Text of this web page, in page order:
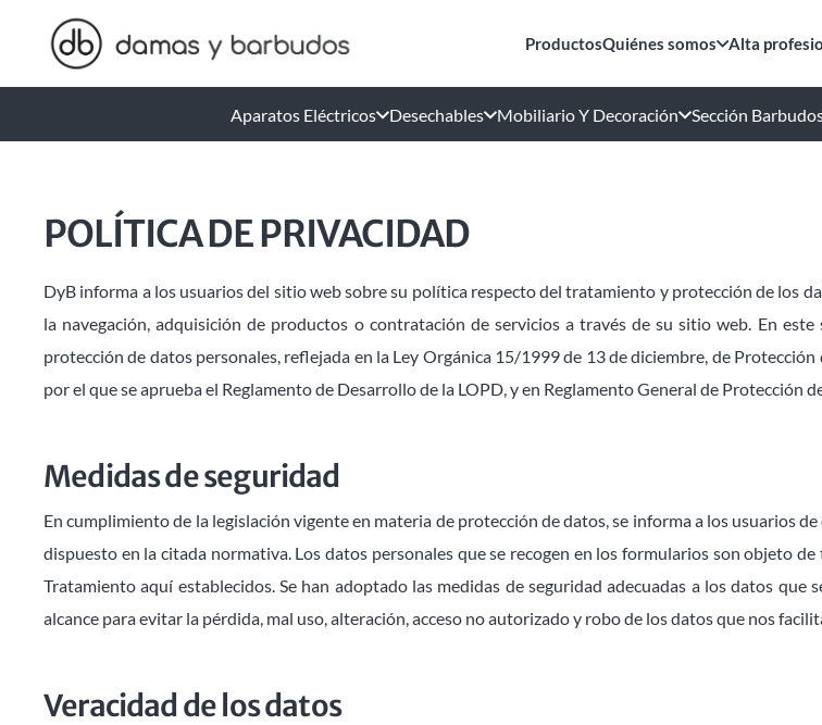
ProductosQuiénes somos Alta
Aparatos Eléctricos Desechables Mobiliario Y Decoración Sección
POLÍTICA DE PRIVACIDAD
DyB informa a los usuarios del sitio web sobre su política respecto del tratamiento y protección de los
la navegación, adquisición de productos o contratación de servicios a través de su sitio web. En
protección de datos personales, reflejada en la Ley Orgánica 15/1999 de 13 de diciembre, de
por el que se aprueba el Reglamento de Desarrollo de la LOPD, y en Reglamento General de Protección
Medidas de seguridad
En cumplimiento de la legislación vigente en materia de protección de datos, se informa a los usuarios
dispuesto en la citada normativa. Los datos personales que se recogen en los formularios son objeto
Tratamiento aquí establecidos. Se han adoptado las medidas de seguridad adecuadas a los datos
alcance para evitar la pérdida, mal uso, alteración, acceso no autorizado y robo de los datos que nos
Veracidad de los datos